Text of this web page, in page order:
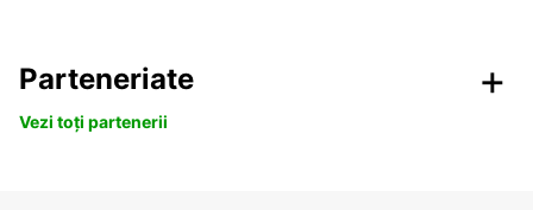
Parteneriate
Vezi toți partenerii